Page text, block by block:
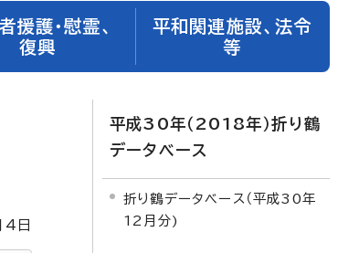
援護・慰霊、
復興
平和関連施設、法令
等
4日
平成30年（2018年）折り鶴
データベース
折り鶴データベース（平成30年
12月分)